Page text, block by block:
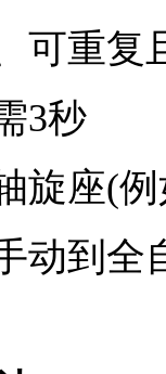
可重复
3秒
旋座(
动到全